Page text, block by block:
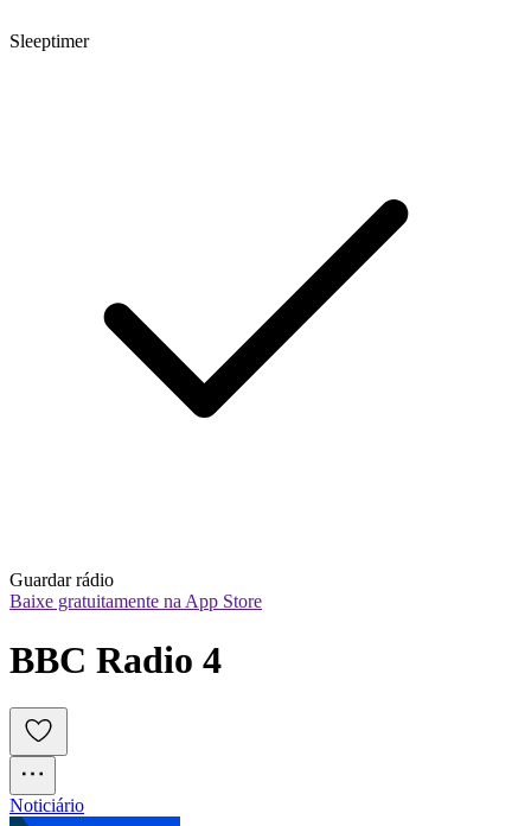
Sleeptimer
Guardar rádio
Baixe gratuitamente na App Store
BBC Radio 4
Noticiário